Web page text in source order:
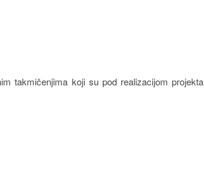
takmičenjima koji su pod realizacijom projekta